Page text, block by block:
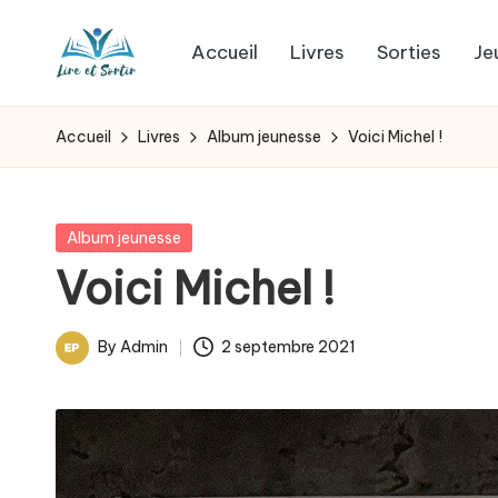
L
i
e
e
t
s
o
livres
pour
les
goûts,
des
pour
les
jours.
Accueil Livres Sorties
Accueil Livres Album jeunesse Voici Michel !
Posted
Album jeunesse
Voici Michel !
Posted
By Admin 2 septembre 2021